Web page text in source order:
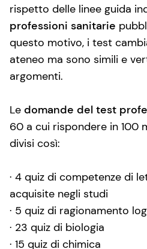
rispetto delle linee guida
professioni sanitarie
questo motivo, i test
ateneo ma sono simili e
argomenti.
Le domande del test
60 a cui rispondere in 100
divisi così:
· 4 quiz di competenze di
acquisite negli studi
· 5 quiz di ragionamento
· 23 quiz di biologia
· 15 quiz di chimica